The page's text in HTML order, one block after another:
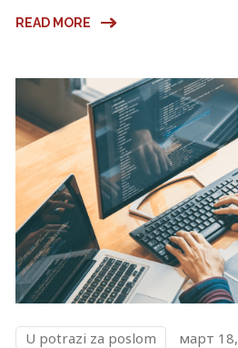
READ MORE
U potrazi za poslom март